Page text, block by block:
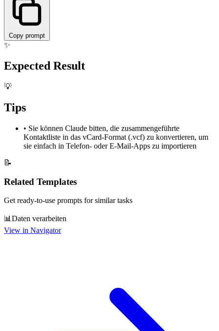
Copy prompt
✨
Expected Result
💡
Tips
• Sie können Claude bitten, die zusammengeführte
Kontaktliste in das vCard-Format (.vcf) zu konvertieren, um
sie einfach in Telefon- oder E-Mail-Apps zu importieren
📝
Related Templates
Get ready-to-use prompts for similar tasks
📊 Daten verarbeiten
View in Navigator